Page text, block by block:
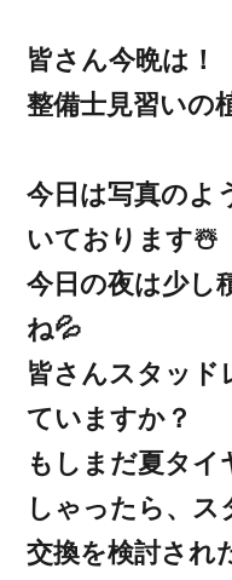
皆さん今晩は！
整備士見習いの
今日は写真のよ
いております☃️
今日の夜は少し
ね💦
皆さんスタッド
ていますか？
もしまだ夏タイ
しゃったら、
交換を検討され